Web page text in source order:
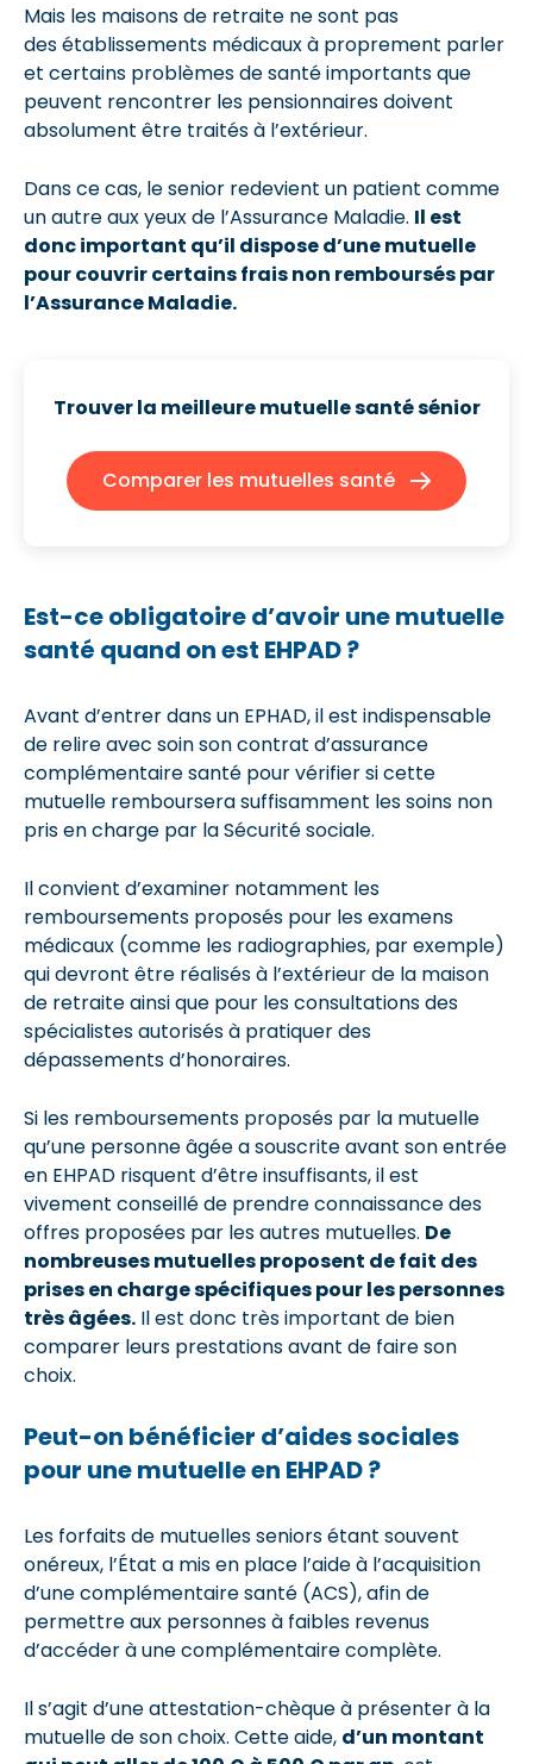
Mais les maisons de retraite ne sont pas
des établissements médicaux à proprement parler
et certains problèmes de santé importants que
peuvent rencontrer les pensionnaires doivent
absolument être traités à l’extérieur.
Dans ce cas, le senior redevient un patient comme
un autre aux yeux de l’Assurance Maladie. Il est
donc important qu’il dispose d’une mutuelle
pour couvrir certains frais non remboursés par
l’Assurance Maladie.
Trouver la meilleure mutuelle santé sénior
Comparer les mutuelles santé
Est-ce obligatoire d’avoir une mutuelle
santé quand on est EHPAD ?
Avant d’entrer dans un EPHAD, il est indispensable
de relire avec soin son contrat d’assurance
complémentaire santé pour vérifier si cette
mutuelle remboursera suffisamment les soins non
pris en charge par la Sécurité sociale.
Il convient d’examiner notamment les
remboursements proposés pour les examens
médicaux (comme les radiographies, par exemple)
qui devront être réalisés à l’extérieur de la maison
de retraite ainsi que pour les consultations des
spécialistes autorisés à pratiquer des
dépassements d’honoraires.
Si les remboursements proposés par la mutuelle
qu’une personne âgée a souscrite avant son entrée
en EHPAD risquent d’être insuffisants, il est
vivement conseillé de prendre connaissance des
offres proposées par les autres mutuelles. De
nombreuses mutuelles proposent de fait des
prises en charge spécifiques pour les personnes
très âgées. Il est donc très important de bien
comparer leurs prestations avant de faire son
choix.
Peut-on bénéficier d’aides sociales
pour une mutuelle en EHPAD ?
Les forfaits de mutuelles seniors étant souvent
onéreux, l’État a mis en place l’aide à l’acquisition
d’une complémentaire santé (ACS), afin de
permettre aux personnes à faibles revenus
d’accéder à une complémentaire complète.
Il s’agit d’une attestation-chèque à présenter à la
mutuelle de son choix. Cette aide, d’un montant